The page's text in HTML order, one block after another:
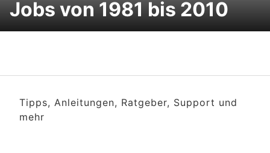
Jobs von 1981 bis 2010
Tipps, Anleitungen, Ratgeber, Support und
mehr